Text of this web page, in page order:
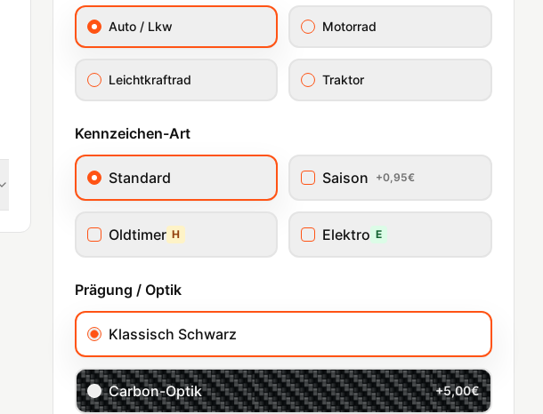
Auto / Lkw Motorrad
Leichtkraftrad Traktor
Kennzeichen-Art
Standard Saison +0,95€
Oldtimer H Elektro E
Prägung / Optik
Klassisch Schwarz
Carbon-Optik +5,00€